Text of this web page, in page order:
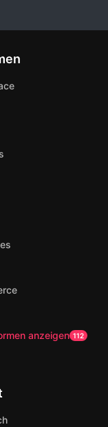
anzeigen 112